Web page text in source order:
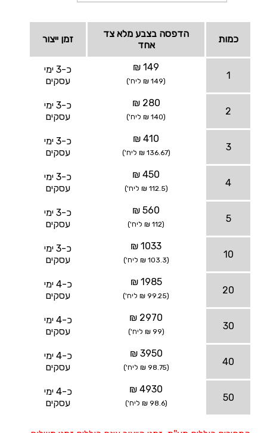
כמות
הדפסה בצבע מלא צד
אחד
זמן ייצור
1
149 ₪
(149 ₪ ליח')
כ-3 ימי
עסקים
2
280 ₪
(140 ₪ ליח')
כ-3 ימי
עסקים
3
410 ₪
(136.67 ₪ ליח')
כ-3 ימי
עסקים
4
450 ₪
(112.5 ₪ ליח')
כ-3 ימי
עסקים
5
560 ₪
(112 ₪ ליח')
כ-3 ימי
עסקים
10
1033 ₪
(103.3 ₪ ליח')
כ-3 ימי
עסקים
20
1985 ₪
(99.25 ₪ ליח')
כ-4 ימי
עסקים
30
2970 ₪
(99 ₪ ליח')
כ-4 ימי
עסקים
40
3950 ₪
(98.75 ₪ ליח')
כ-4 ימי
עסקים
50
4930 ₪
(98.6 ₪ ליח')
כ-4 ימי
עסקים